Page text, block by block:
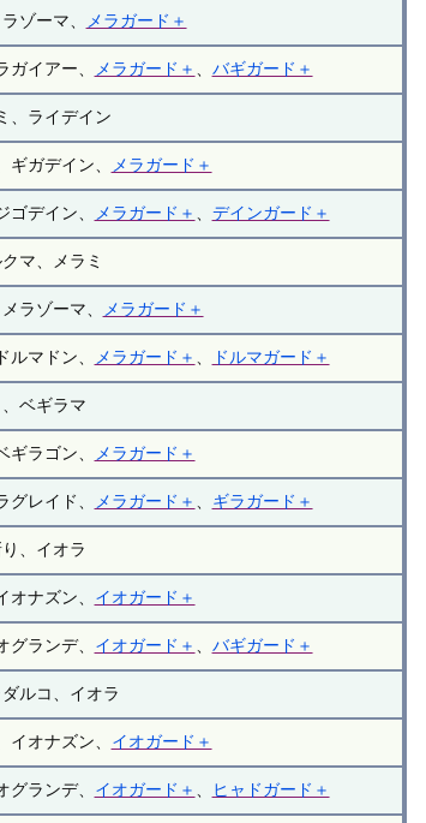
ゾーマ、 メラガード＋
イアー、 メラガード＋ 、 バギガード＋
、ライデイン
ガデイン、 メラガード＋
デイン、 メラガード＋ 、 デインガード＋
マ、メラミ
ラゾーマ、 メラガード＋
マドン、 メラガード＋ 、 ドルマガード＋
ベギラマ
ラゴン、 メラガード＋
レイド、 メラガード＋ 、 ギラガード＋
、イオラ
ナズン、 イオガード＋
ランデ、 イオガード＋ 、 バギガード＋
ルコ、イオラ
オナズン、 イオガード＋
ランデ、 イオガード＋ 、 ヒャドガード＋